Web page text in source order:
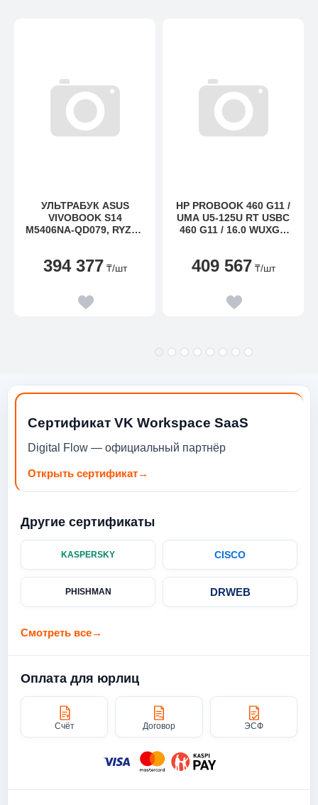
УЛЬТРАБУК ASUS
VIVOBOOK S14
M5406NA-QD079, RYZEN
DOS
394 377 ₸/шт
HP PROBOOK 460 G11 /
UMA U5-125U RT USBC
460 G11 / 16.0 WUXGA
(1X16GB) DDR5 5600
VALUE / DOS /
ARYMIC F USB2
409 567 ₸/шт
Сертификат VK Workspace SaaS
Digital Flow — официальный партнёр
Открыть сертификат→
Другие сертификаты
KASPERSKY CISCO
PHISHMAN DRWEB
Смотреть все→
Оплата для юрлиц
Счёт Договор ЭСФ